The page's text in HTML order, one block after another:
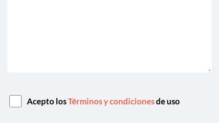
Acepto losTérminos y condicionesde uso